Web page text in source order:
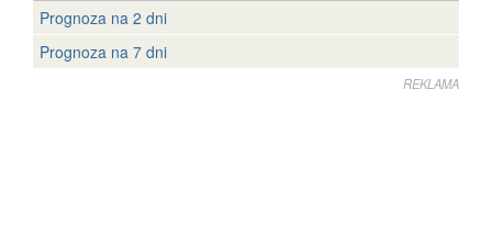
Prognoza na 2 dni
Prognoza na 7 dni
REKLAMA